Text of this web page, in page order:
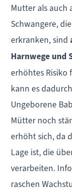
Mutter als auch
Schwangere,
erkranken, sind
Harnwege und
erhöhtes Risiko
kann es
Ungeborene
Mütter noch
erhöht sich, da
Lage ist, die
verarbeiten.
raschen